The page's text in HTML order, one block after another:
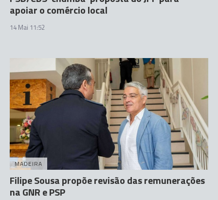
apoiar o comércio local
14 Mai 11:52
MADEIRA
Filipe Sousa propõe revisão das remunerações
na GNR e PSP